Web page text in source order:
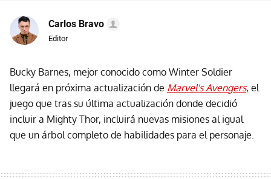
Carlos Bravo
Editor
Bucky Barnes, mejor conocido como Winter Soldier
llegará en próxima actualización de Marvel's Avengers, el
juego que tras su última actualización donde decidió
incluir a Mighty Thor, incluirá nuevas misiones al igual
que un árbol completo de habilidades para el personaje.